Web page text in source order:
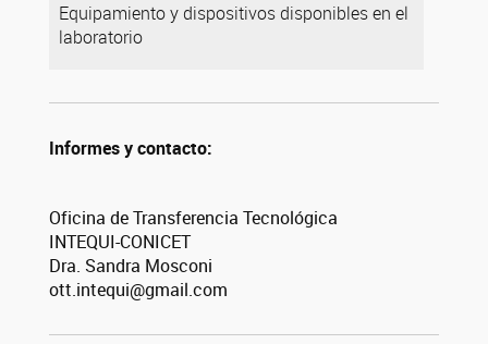
Equipamiento y dispositivos disponibles en el
laboratorio
Informes y contacto:
Oficina de Transferencia Tecnológica
INTEQUI-CONICET
Dra. Sandra Mosconi
ott.intequi@gmail.com